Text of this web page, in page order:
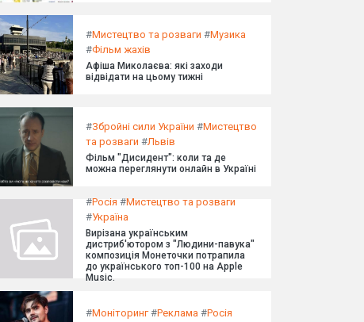
#Мистецтво та розваги #Музика
#Фільм жахів
Афіша Миколаєва: які заходи
відвідати на цьому тижні
#Збройні сили України #Мистецтво
та розваги #Львів
Фільм "Дисидент": коли та де
можна переглянути онлайн в Україні
#Росія #Мистецтво та розваги
#Україна
Вирізана українським
дистриб'ютором з "Людини-павука"
композиція Монеточки потрапила
до українського топ-100 на Apple
Music.
#Моніторинг#Реклама #Росія